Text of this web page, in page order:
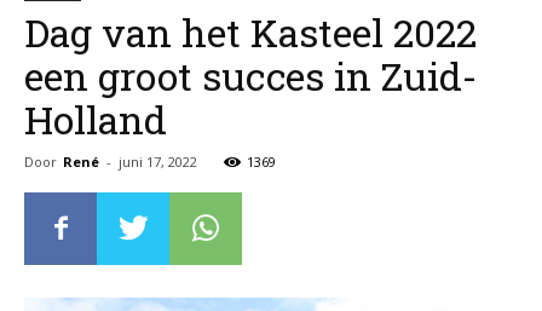
Dag van het Kasteel 2022
een groot succes in Zuid-
Holland
Door René - juni 17, 2022 1369